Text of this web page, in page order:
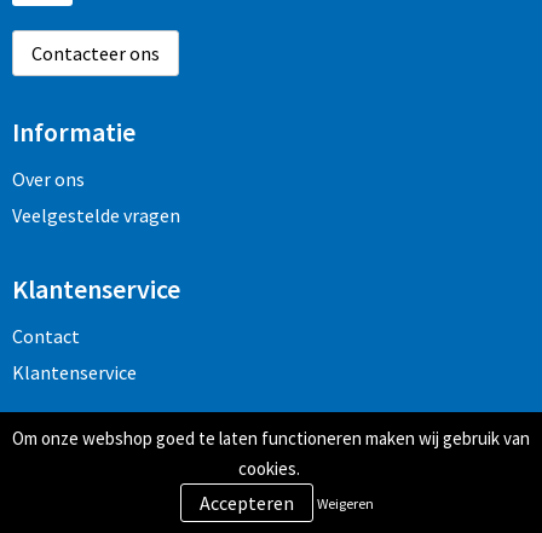
Contacteer ons
Informatie
Over ons
Veelgestelde vragen
Klantenservice
Contact
Klantenservice
Veilig winkelen
Algemene voorwaarden
Om onze webshop goed te laten functioneren maken wij gebruik van
cookies.
Weigeren